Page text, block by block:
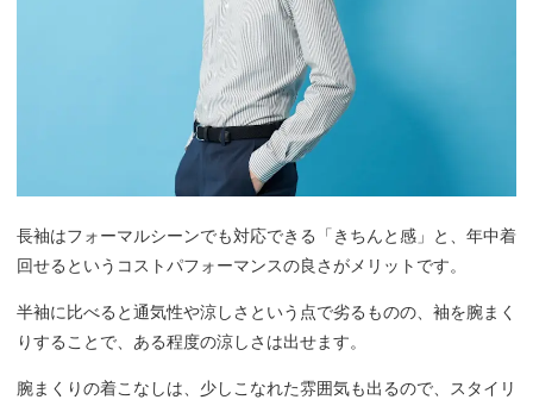
長袖はフォーマルシーンでも対応できる「きちんと感」と、年中着
回せるというコストパフォーマンスの良さがメリットです。
半袖に比べると通気性や涼しさという点で劣るものの、袖を腕まく
りすることで、ある程度の涼しさは出せます。
腕まくりの着こなしは、少しこなれた雰囲気も出るので、スタイリ